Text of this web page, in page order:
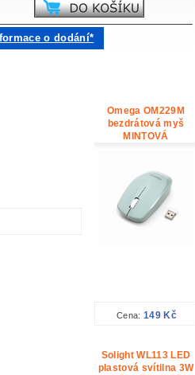
o dodání*
Omega OM229M
bezdrátová myš
MINTOVÁ
Cena: 149 Kč
Solight WL113 LED
plastová svítilna 3W